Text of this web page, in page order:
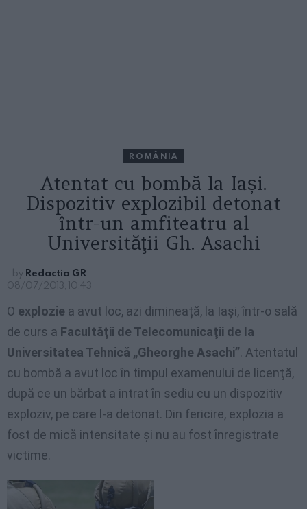
ROMÂNIA
Atentat cu bombă la Iași.
Dispozitiv explozibil detonat
într-un amfiteatru al
Universităţii Gh. Asachi
by Redactia GR
08/07/2013, 10:43
O explozie a avut loc, azi dimineață, la Iași, într-o sală
de curs a Facultăţii de Telecomunicaţii de la
Universitatea Tehnică „Gheorghe Asachi”. Atentatul
cu bombă a avut loc în timpul examenului de licenţă,
după ce un bărbat a intrat în sediu cu un dispozitiv
exploziv, pe care l-a detonat. Din fericire, explozia a
fost de mică intensitate și nu au fost înregistrate
victime.